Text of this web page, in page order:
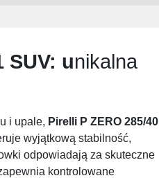
SUV: unikalna
i upale, Pirelli P ZERO 285/40
wyjątkową stabilność,
odpowiadają za skuteczne
kontrolowane